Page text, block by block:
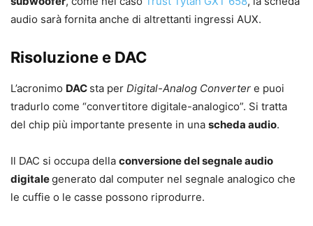
audio sarà fornita anche di altrettanti ingressi AUX.
Risoluzione e DAC
L’acronimo DAC sta per Digital-Analog Converter e puoi
tradurlo come “convertitore digitale-analogico”. Si tratta
del chip più importante presente in una scheda audio.
Il DAC si occupa della conversione del segnale audio
digitalegenerato dal computer nel segnale analogico che
le cuffie o le casse possono riprodurre.